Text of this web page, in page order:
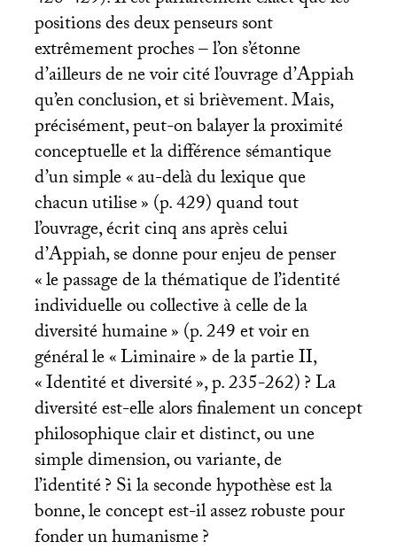
positions des deux penseurs sont
extrêmement proches – l’on s’étonne
d’ailleurs de ne voir cité l’ouvrage d’Appiah
qu’en conclusion, et si brièvement. Mais,
précisément, peut-on balayer la proximité
conceptuelle et la différence sémantique
d’un simple «au-delà du lexique que
chacun utilise» (p. 429) quand tout
l’ouvrage, écrit cinq ans après celui
d’Appiah, se donne pour enjeu de penser
«le passage de la thématique de l’identité
individuelle ou collective à celle de la
diversité humaine» (p. 249 et voir en
général le «Liminaire» de la partieII,
«Identité et diversité», p. 235-262)? La
diversité est-elle alors finalement un concept
philosophique clair et distinct, ou une
simple dimension, ou variante, de
l’identité? Si la seconde hypothèse est la
bonne, le concept est-il assez robuste pour
fonder un humanisme?